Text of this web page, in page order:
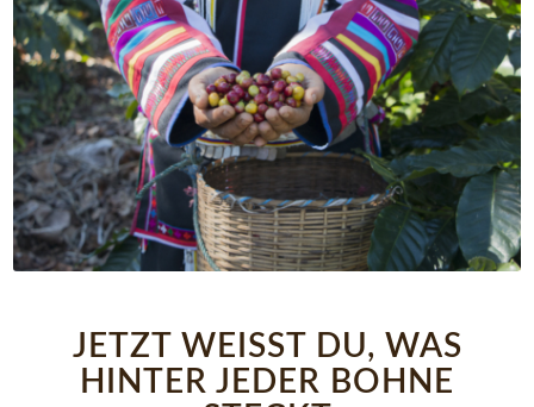
JETZT WEISST DU, WAS H
INTER JEDER BOHNE S